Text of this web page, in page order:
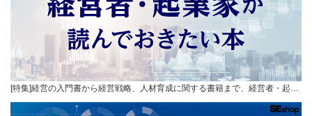
[特集]経営の入門書から経営戦略、人材育成に関する書籍まで、経営者・起…